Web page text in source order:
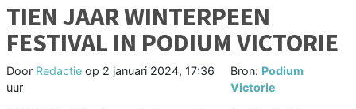
TIEN JAAR WINTERPEEN
FESTIVAL IN PODIUM VICTORIE
Door Redactie op 2 januari 2024, 17:36
uur
Bron: Podium
Victorie